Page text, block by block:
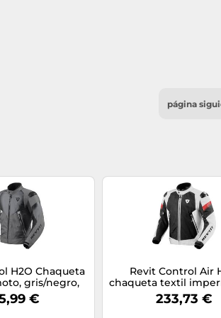
página
H2O Chaqueta
gris/negro,
XL€
Revit Control Air
chaqueta textil
para
Blanco/Negro,
233,73 €